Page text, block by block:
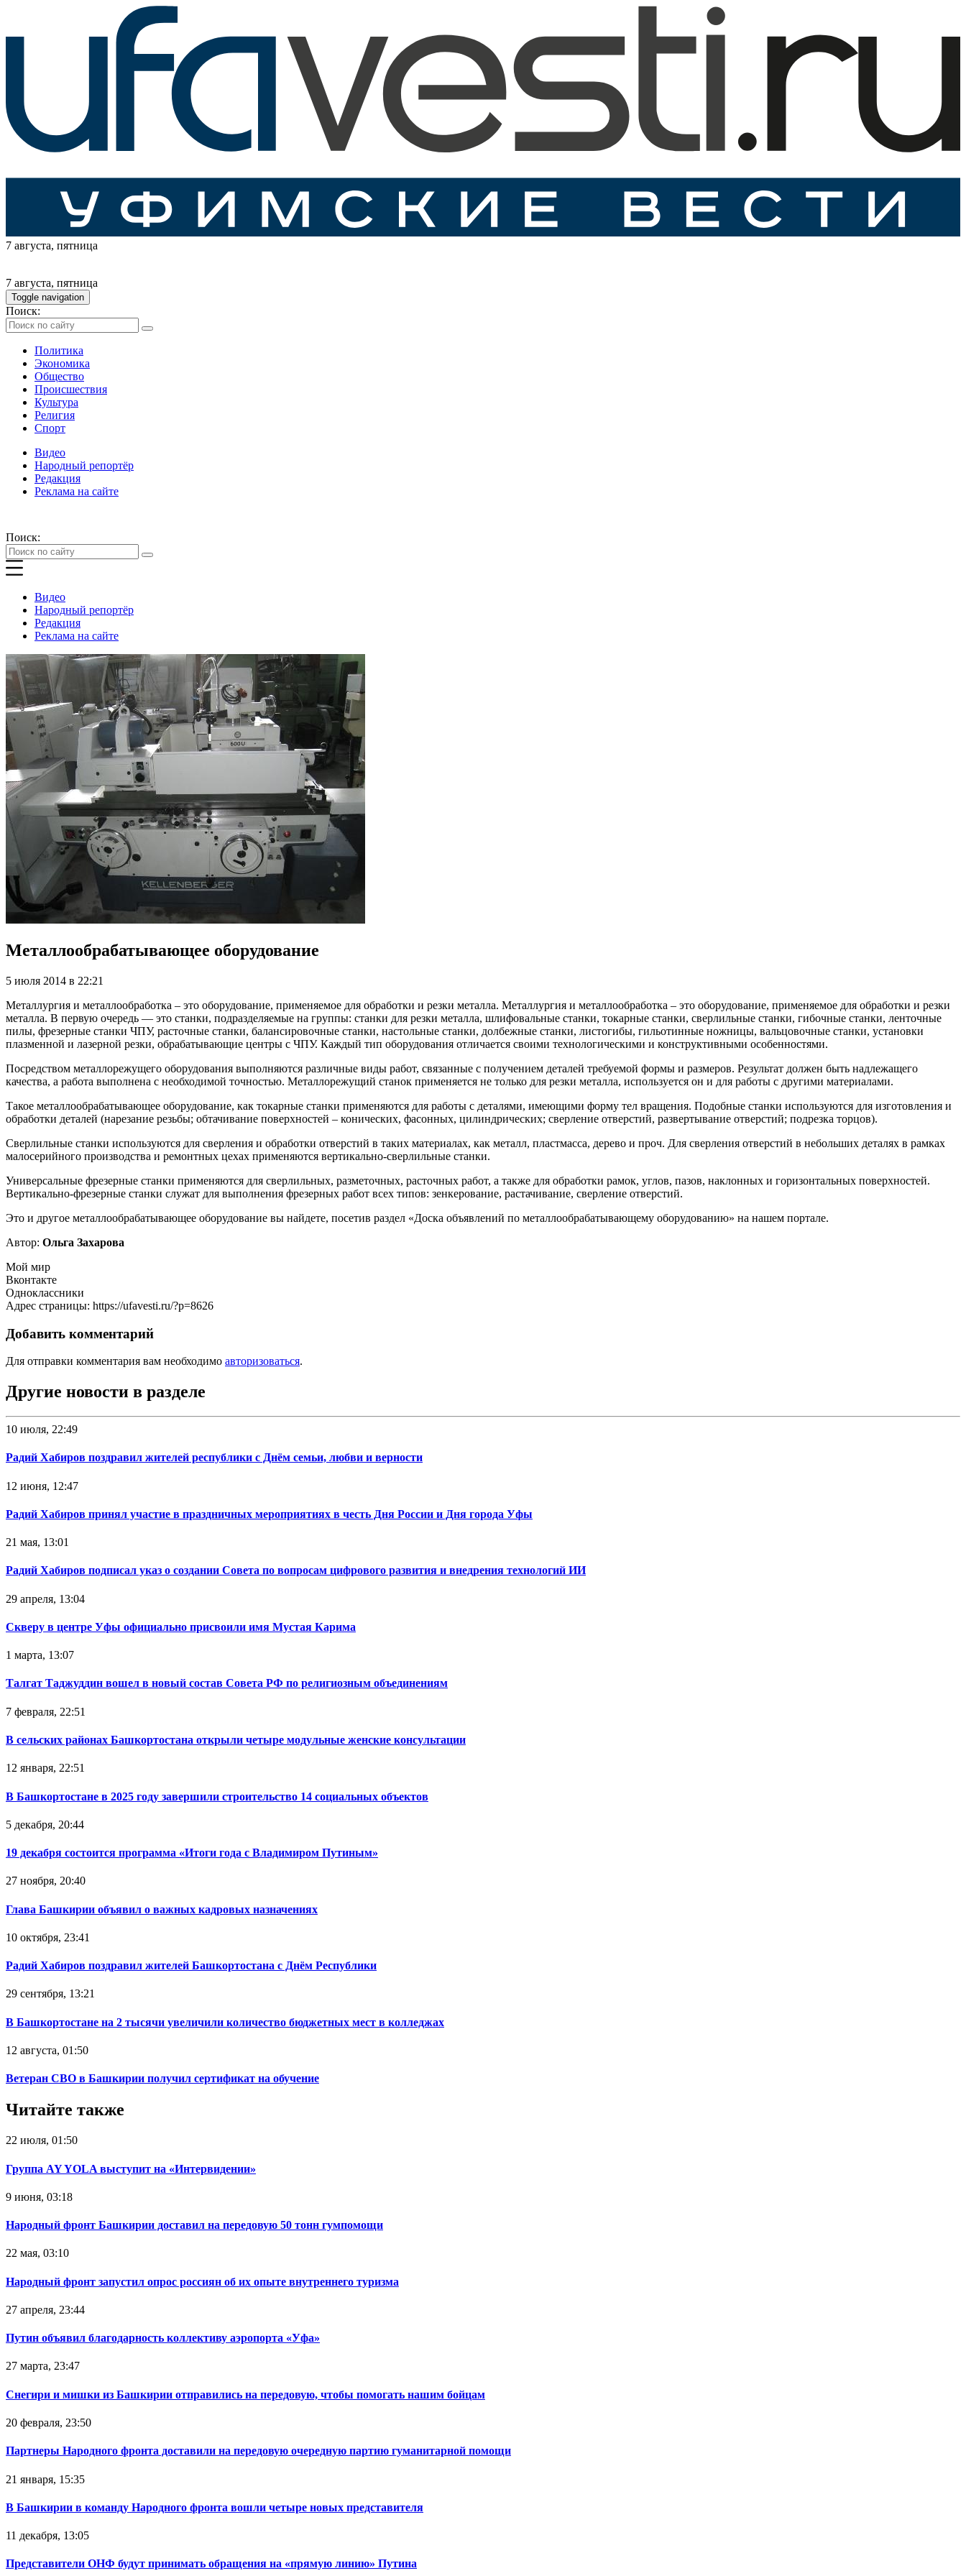
7 августа, пятница
7 августа, пятница
Toggle navigation
Поиск:
Политика
Экономика
Общество
Происшествия
Культура
Религия
Спорт
Видео
Народный репортёр
Редакция
Реклама на сайте
Поиск:
Видео
Народный репортёр
Редакция
Реклама на сайте
Металлообрабатывающее оборудование
5 июля 2014 в 22:21
Металлургия и металлообработка – это оборудование, применяемое для обработки и резки металла. Металлургия и металлообработка – это оборудование, применяемое для обработки и резки
металла. В первую очередь — это станки, подразделяемые на группы: станки для резки металла, шлифовальные станки, токарные станки, сверлильные станки, гибочные станки, ленточные
пилы, фрезерные станки ЧПУ, расточные станки, балансировочные станки, настольные станки, долбежные станки, листогибы, гильотинные ножницы, вальцовочные станки, установки
плазменной и лазерной резки, обрабатывающие центры с ЧПУ. Каждый тип оборудования отличается своими технологическими и конструктивными особенностями.
Посредством металлорежущего оборудования выполняются различные виды работ, связанные с получением деталей требуемой формы и размеров. Результат должен быть надлежащего
качества, а работа выполнена с необходимой точностью. Металлорежущий станок применяется не только для резки металла, используется он и для работы с другими материалами.
Такое металлообрабатывающее оборудование, как токарные станки применяются для работы с деталями, имеющими форму тел вращения. Подобные станки используются для изготовления и
обработки деталей (нарезание резьбы; обтачивание поверхностей – конических, фасонных, цилиндрических; сверление отверстий, развертывание отверстий; подрезка торцов).
Сверлильные станки используются для сверления и обработки отверстий в таких материалах, как металл, пластмасса, дерево и проч. Для сверления отверстий в небольших деталях в рамках
малосерийного производства и ремонтных цехах применяются вертикально-сверлильные станки.
Универсальные фрезерные станки применяются для сверлильных, разметочных, расточных работ, а также для обработки рамок, углов, пазов, наклонных и горизонтальных поверхностей.
Вертикально-фрезерные станки служат для выполнения фрезерных работ всех типов: зенкерование, растачивание, сверление отверстий.
Это и другое металлообрабатывающее оборудование вы найдете, посетив раздел «Доска объявлений по металлообрабатывающему оборудованию» на нашем портале.
Автор: Ольга Захарова
Мой мир
Вконтакте
Одноклассники
Адрес страницы: https://ufavesti.ru/?p=8626
Добавить комментарий
Для отправки комментария вам необходимо авторизоваться.
Другие новости в разделе
10 июля, 22:49
Радий Хабиров поздравил жителей республики с Днём семьи, любви и верности
12 июня, 12:47
Радий Хабиров принял участие в праздничных мероприятиях в честь Дня России и Дня города Уфы
21 мая, 13:01
Радий Хабиров подписал указ о создании Совета по вопросам цифрового развития и внедрения технологий ИИ
29 апреля, 13:04
Скверу в центре Уфы официально присвоили имя Мустая Карима
1 марта, 13:07
Талгат Таджуддин вошел в новый состав Совета РФ по религиозным объединениям
7 февраля, 22:51
В сельских районах Башкортостана открыли четыре модульные женские консультации
12 января, 22:51
В Башкортостане в 2025 году завершили строительство 14 социальных объектов
5 декабря, 20:44
19 декабря состоится программа «Итоги года с Владимиром Путиным»
27 ноября, 20:40
Глава Башкирии объявил о важных кадровых назначениях
10 октября, 23:41
Радий Хабиров поздравил жителей Башкортостана с Днём Республики
29 сентября, 13:21
В Башкортостане на 2 тысячи увеличили количество бюджетных мест в колледжах
12 августа, 01:50
Ветеран СВО в Башкирии получил сертификат на обучение
Читайте также
22 июля, 01:50
Группа AY YOLA выступит на «Интервидении»
9 июня, 03:18
Народный фронт Башкирии доставил на передовую 50 тонн гумпомощи
22 мая, 03:10
Народный фронт запустил опрос россиян об их опыте внутреннего туризма
27 апреля, 23:44
Путин объявил благодарность коллективу аэропорта «Уфа»
27 марта, 23:47
Снегири и мишки из Башкирии отправились на передовую, чтобы помогать нашим бойцам
20 февраля, 23:50
Партнеры Народного фронта доставили на передовую очередную партию гуманитарной помощи
21 января, 15:35
В Башкирии в команду Народного фронта вошли четыре новых представителя
11 декабря, 13:05
Представители ОНФ будут принимать обращения на «прямую линию» Путина